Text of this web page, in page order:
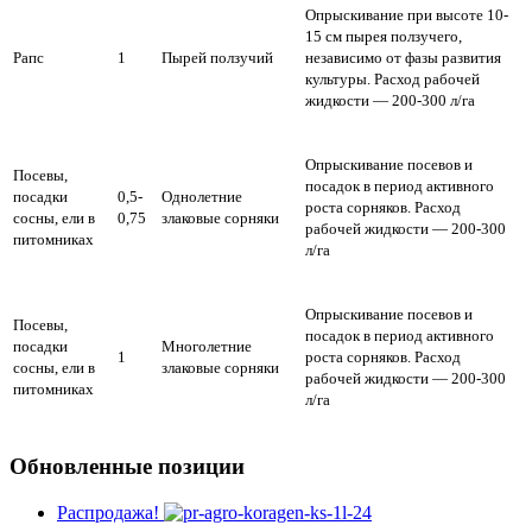
Рапс 1 Пырей ползучий
Опрыскивание при высоте 10-
15 см пырея ползучего,
независимо от фазы развития
культуры. Расход рабочей
жидкости — 200-300 л/га
Посевы,
посадки
сосны, ели в
питомниках
0,5-
0,75
Однолетние
злаковые сорняки
Опрыскивание посевов и
посадок в период активного
роста сорняков. Расход
рабочей жидкости — 200-300
л/га
Посевы,
посадки
сосны, ели в
питомниках
1
Многолетние
злаковые сорняки
Опрыскивание посевов и
посадок в период активного
роста сорняков. Расход
рабочей жидкости — 200-300
л/га
Обновленные позиции
Распродажа!